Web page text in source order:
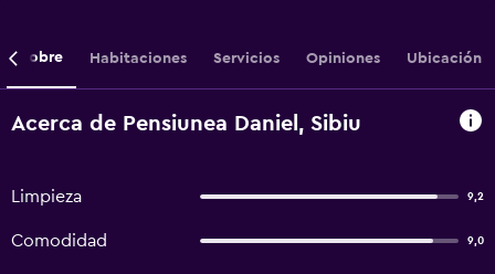
Sobre Habitaciones Servicios Opiniones Ubicación
Acerca de Pensiunea Daniel, Sibiu
Limpieza 9,2
Comodidad 9,0